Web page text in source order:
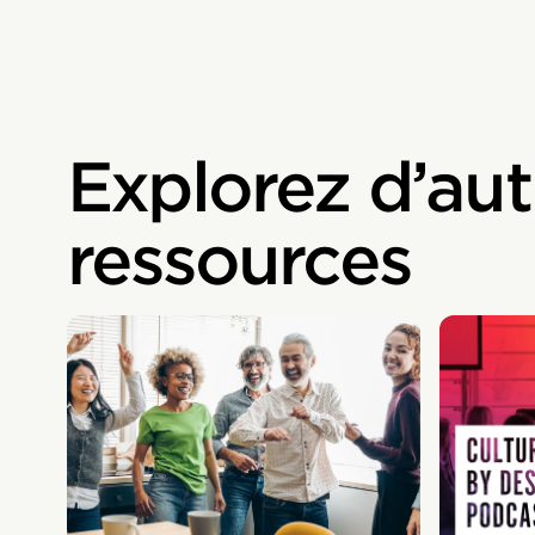
Explorez
ressources